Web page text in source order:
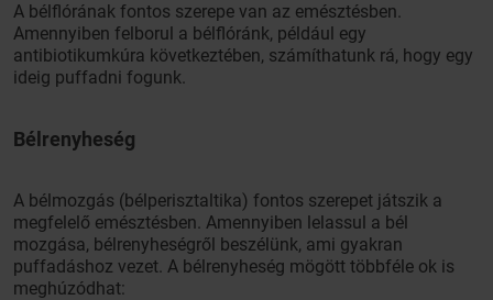
A bélflórának fontos szerepe van az emésztésben.
Amennyiben felborul a bélflóránk, például egy
antibiotikumkúra következtében, számíthatunk rá, hogy egy
ideig puffadni fogunk.
Bélrenyheség
A bélmozgás (bélperisztaltika) fontos szerepet játszik a
megfelelő emésztésben. Amennyiben lelassul a bél
mozgása, bélrenyheségről beszélünk, ami gyakran
puffadáshoz vezet. A bélrenyheség mögött többféle ok is
meghúzódhat: